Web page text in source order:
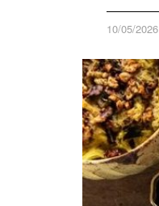
10/05/2026